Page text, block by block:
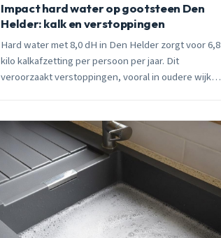
Impact hard water op gootsteen Den
Helder: kalk en verstoppingen
Hard water met 8,0 dH in Den Helder zorgt voor 6,8
kilo kalkafzetting per persoon per jaar. Dit
veroorzaakt verstoppingen, vooral in oudere wijken